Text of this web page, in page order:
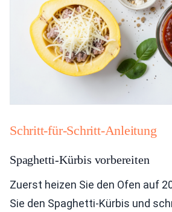
Schritt-für-Schritt-Anleitung
Spaghetti-Kürbis vorbereiten
Zuerst heizen Sie den Ofen auf
Sie den Spaghetti-Kürbis und